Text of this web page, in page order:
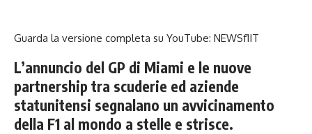
Guarda la versione completa su YouTube: NEWSf1IT
L’annuncio del GP di Miami e le nuove
partnership tra scuderie ed aziende
statunitensi segnalano un avvicinamento
della F1 al mondo a stelle e strisce.